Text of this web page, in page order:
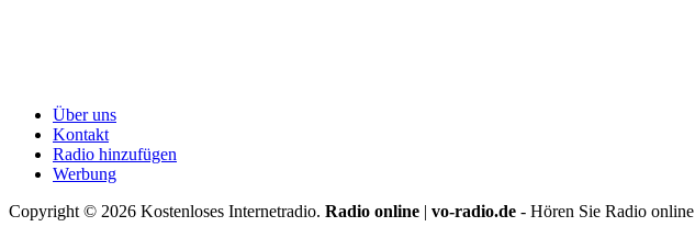
Über uns
Kontakt
Radio hinzufügen
Werbung
Copyright © 2026 Kostenloses Internetradio. Radio online | vo-radio.de - Hören Sie Radio online